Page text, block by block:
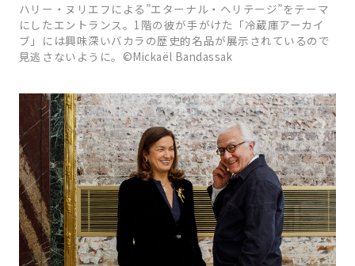
ハリー・ヌリエフによる”エターナル・ヘリテージ”をテーマ
にしたエントランス。1階の彼が手がけた「冷蔵庫アーカイ
ブ」には興味深いバカラの歴史的名品が展示されているので
見逃さないように。©Mickaël Bandassak